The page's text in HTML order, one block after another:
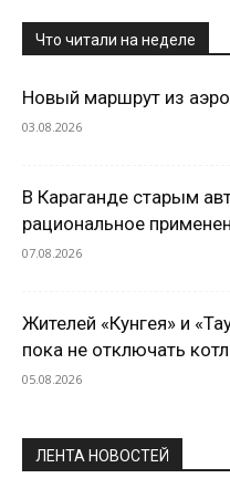
Что читали на неделе
Новый маршрут из
03.08.2026
В Караганде старым
рациональное
07.08.2026
Жителей «Кунгея» и
пока не отключать
05.08.2026
ЛЕНТА НОВОСТЕЙ